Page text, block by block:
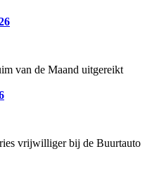
van de Maand uitgereikt
vrijwilliger bij de Buurtauto